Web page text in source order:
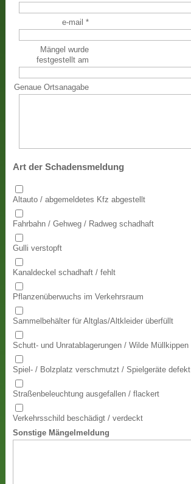
e-mail*
Mängel wurde
festgestellt am
Genaue Ortsanagabe
Art der Schadensmeldung
Altauto / abgemeldetes Kfz abgestellt
Fahrbahn / Gehweg / Radweg schadhaft
Gulli verstopft
Kanaldeckel schadhaft / fehlt
Pflanzenüberwuchs im Verkehrsraum
Sammelbehälter für Altglas/Altkleider überfüllt
Schutt- und Unratablagerungen / Wilde Müllkippen
Spiel- / Bolzplatz verschmutzt / Spielgeräte defekt
Straßenbeleuchtung ausgefallen / flackert
Verkehrsschild beschädigt / verdeckt
Sonstige Mängelmeldung